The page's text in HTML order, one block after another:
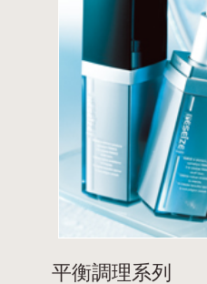
平衡調理系列